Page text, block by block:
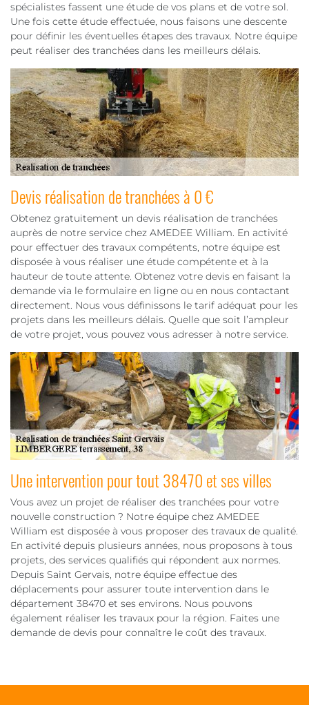
spécialistes fassent une étude de vos plans et de votre sol.
Une fois cette étude effectuée, nous faisons une descente
pour définir les éventuelles étapes des travaux. Notre équipe
peut réaliser des tranchées dans les meilleurs délais.
Devis réalisation de tranchées à 0 €
Obtenez gratuitement un devis réalisation de tranchées
auprès de notre service chez AMEDEE William. En activité
pour effectuer des travaux compétents, notre équipe est
disposée à vous réaliser une étude compétente et à la
hauteur de toute attente. Obtenez votre devis en faisant la
demande via le formulaire en ligne ou en nous contactant
directement. Nous vous définissons le tarif adéquat pour les
projets dans les meilleurs délais. Quelle que soit l’ampleur
de votre projet, vous pouvez vous adresser à notre service.
Une intervention pour tout 38470 et ses villes
Vous avez un projet de réaliser des tranchées pour votre
nouvelle construction ? Notre équipe chez AMEDEE
William est disposée à vous proposer des travaux de qualité.
En activité depuis plusieurs années, nous proposons à tous
projets, des services qualifiés qui répondent aux normes.
Depuis Saint Gervais, notre équipe effectue des
déplacements pour assurer toute intervention dans le
département 38470 et ses environs. Nous pouvons
également réaliser les travaux pour la région. Faites une
demande de devis pour connaître le coût des travaux.